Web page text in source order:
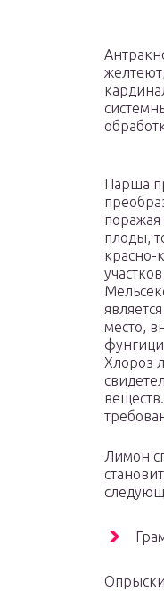
Парша
плоды,
красно-
место,
Хлороз
Лимон